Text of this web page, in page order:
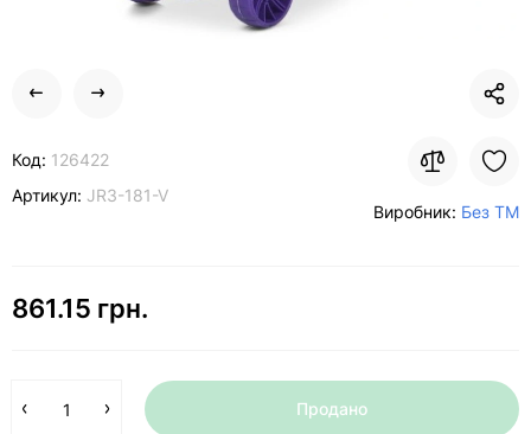
Код: 126422
Артикул: JR3-181-V
Виробник: Без ТМ
861.15 грн.
Продано